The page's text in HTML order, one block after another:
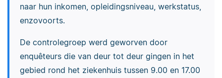
naar hun inkomen, opleidingsniveau, werkstatus,
enzovoorts.
De controlegroep werd geworven door
enquêteurs die van deur tot deur gingen in het
gebied rond het ziekenhuis tussen 9.00 en 17.00